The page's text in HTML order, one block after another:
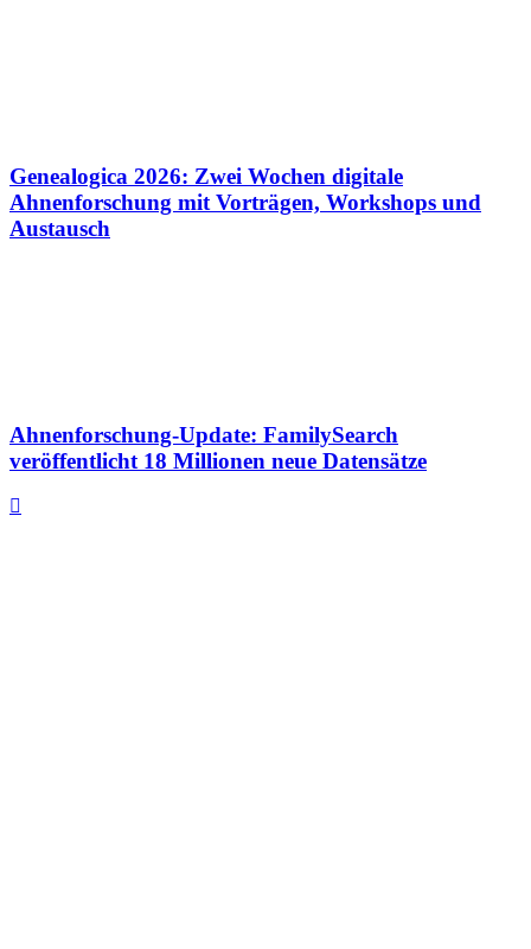
Genealogica 2026: Zwei Wochen digitale
Ahnenforschung mit Vorträgen, Workshops und
Austausch
Ahnenforschung-Update: FamilySearch
veröffentlicht 18 Millionen neue Datensätze